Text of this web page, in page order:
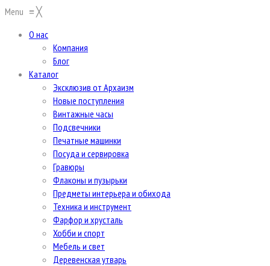
Menu ≡╳
О нас
Компания
Блог
Каталог
Эксклюзив от Архаизм
Новые поступления
Винтажные часы
Подсвечники
Печатные машинки
Посуда и сервировка
Гравюры
Флаконы и пузырьки
Предметы интерьера и обихода
Техника и инструмент
Фарфор и хрусталь
Хобби и спорт
Мебель и свет
Деревенская утварь